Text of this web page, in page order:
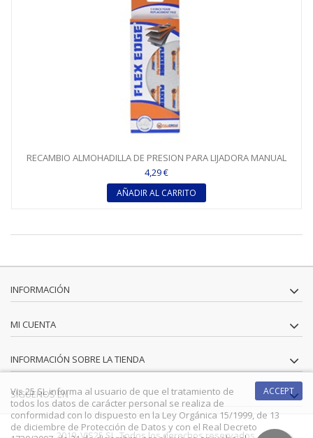
RECAMBIO ALMOHADILLA DE PRESION PARA LIJADORA MANUAL
FLEX...
4,29 €
AÑADIR AL CARRITO
INFORMACIÓN
MI CUENTA
INFORMACIÓN SOBRE LA TIENDA
SÍGUENOS EN
2019. VIS25 SL. Todos los derechos reservados.
ACCEPT
Vis 25 SL informa al usuario de que el tratamiento de
todos los datos de carácter personal se realiza de
conformidad con lo dispuesto en la Ley Orgánica 15/1999, de 13
de diciembre de Protección de Datos y con el Real Decreto